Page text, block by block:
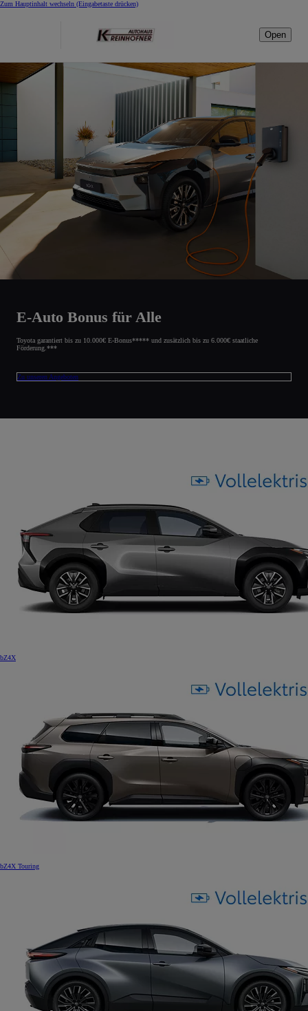
Zum Hauptinhalt wechseln (Eingabetaste drücken)
Open
E-Auto Bonus für Alle
Toyota garantiert bis zu 10.000€ E-Bonus***** und zusätzlich bis zu 6.000€ staatliche
Förderung.***
Zu unseren Angeboten
bZ4X
bZ4X Touring